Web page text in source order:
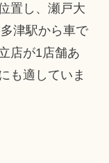
置し、瀬戸大
津駅から車で
店が1店舗あ
も適していま